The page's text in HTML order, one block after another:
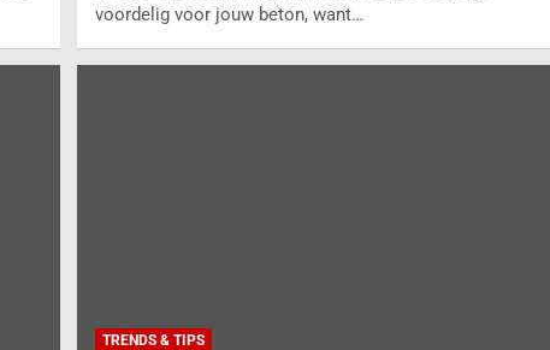
voordelig voor jouw beton, want…
TRENDS & TIPS